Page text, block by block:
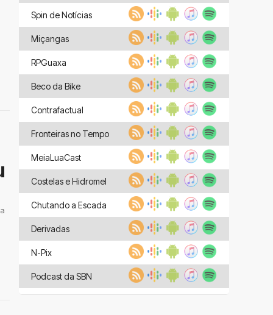
Spin de Notícias
Miçangas
RPGuaxa
Beco da Bike
Contrafactual
Fronteiras no Tempo
MeiaLuaCast
Costelas e Hidromel
Chutando a Escada
Derivadas
N-Pix
Podcast da SBN